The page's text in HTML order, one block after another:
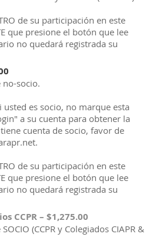
de su participación en este
que presione el botón que lee
no quedará registrada su
socio.
usted es socio, no marque esta
a su cuenta para obtener la
cuenta de socio, favor de
de su participación en este
que presione el botón que lee
no quedará registrada su
CCPR – $1,275.00
(CCPR y Colegiados CIAPR &